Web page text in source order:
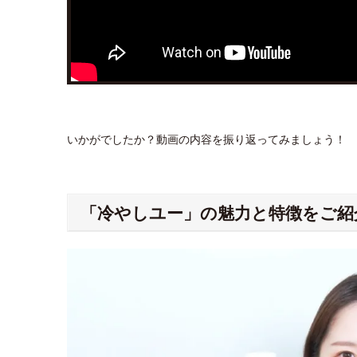
いかがでしたか？動画の内容を振り返ってみましょう！
「冷やしユー」の魅力と特徴をご